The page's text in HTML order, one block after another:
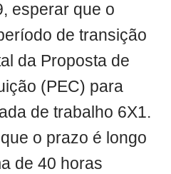
esperar que o
de transição
da Proposta de
(PEC) para
de trabalho 6X1.
o prazo é longo
de 40 horas